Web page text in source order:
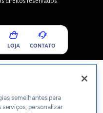
LOJA CONTATO
semelhantes para
serviços, personalizar